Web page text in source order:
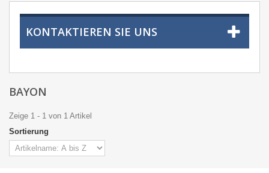
KONTAKTIEREN SIE UNS
BAYON
Zeige 1 - 1 von 1 Artikel
Sortierung